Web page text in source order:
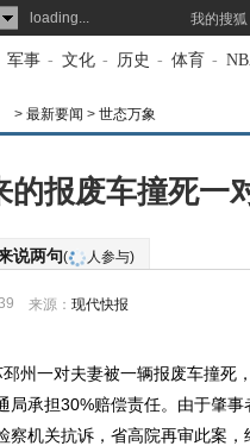
loading... 我的搜狐
军事 - 文化 - 历史 - 体育 -
> 最新要闻 > 世态万象
的报废车撞死一
说两句( 人参与)
来源： 现代快报
一对夫妻被一辆报废车撞死
局承担30%赔偿责任。由于肇
察机关抗诉，省高院再审此案